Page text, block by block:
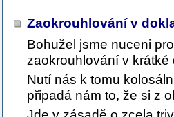
Zaokrouhlování v
Bohužel jsme nuceni
zaokrouhlování v krátké
Nutí nás k tomu
připadá nám to, že si z